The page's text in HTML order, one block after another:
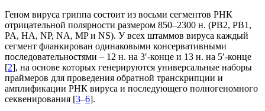
Геном вируса гриппа состоит из восьми сегментов РНК
отрицательной полярности размером 850–2300 н. (PB2, PB1,
PA, HA, NP, NA, MP и NS). У всех штаммов вируса каждый
сегмент фланкирован одинаковыми консервативными
последовательностями – 12 н. на 3′-конце и 13 н. на 5′-конце
[2], на основе которых генерируются универсальные наборы
праймеров для проведения обратной транскрипции и
амплификации РНК вируса и последующего полногеномного
секвенирования [3–6].